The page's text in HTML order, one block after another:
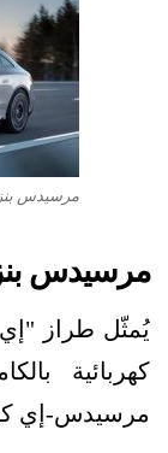
مرسيدس
مرسيدس
يُمثّل طراز
كهربائية
مرسيدس-إي